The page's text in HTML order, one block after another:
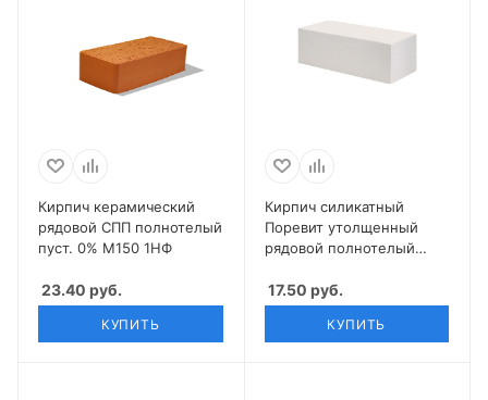
Кирпич керамический
рядовой СПП полнотелый
пуст. 0% М150 1НФ
23.40 руб.
КУПИТЬ
Кирпич силикатный
Поревит утолщенный
рядовой полнотелый
17.50 руб.
КУПИТЬ